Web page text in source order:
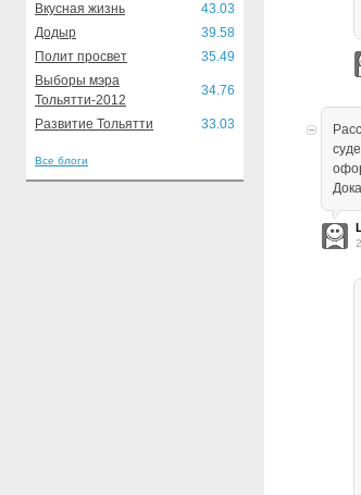
Вкусная жизнь
43.03
Додыр
39.58
Полит просвет
35.49
Выборы мэра
Тольятти-2012
34.76
Развитие Тольятти 33.03
Все блоги